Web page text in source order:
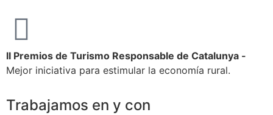
II Premios de Turismo Responsable de Catalunya -
Mejor iniciativa para estimular la economía rural.
Trabajamos en y con